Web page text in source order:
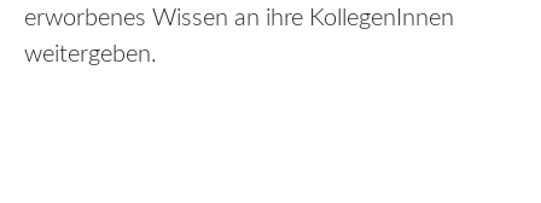
erworbenes Wissen an ihre KollegenInnen
weitergeben.